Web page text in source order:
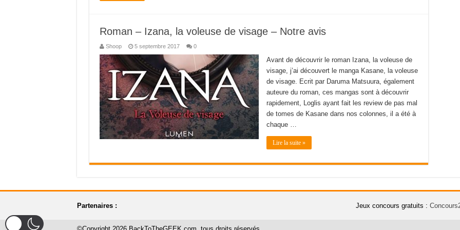
Roman – Izana, la voleuse de visage – Notre avis
Shoop 5 septembre 2017 0
Avant de découvrir le roman Izana, la voleuse de
visage, j’ai découvert le manga Kasane, la voleuse
de visage. Ecrit par Daruma Matsuura, également
auteure du roman, ces mangas sont à découvrir
rapidement, Loglis ayant fait les review de pas mal
de tomes de Kasane dans nos colonnes, il a été à
chaque …
Lire la suite »
Partenaires : Jeux concours gratuits :